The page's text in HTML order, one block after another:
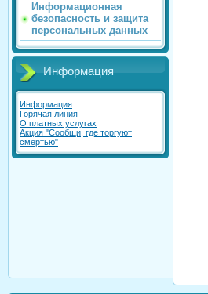
Информационная
безопасность и защита
персональных данных
Информация
Информация
Горячая линия
О платных услугах
Акция "Сообщи, где торгуют
смертью"